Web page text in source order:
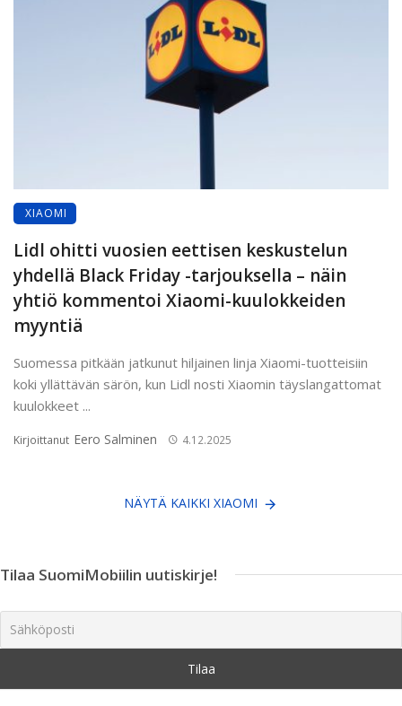
XIAOMI
Lidl ohitti vuosien eettisen keskustelun
yhdellä Black Friday -tarjouksella – näin
yhtiö kommentoi Xiaomi-kuulokkeiden
myyntiä
Suomessa pitkään jatkunut hiljainen linja Xiaomi-tuotteisiin
koki yllättävän särön, kun Lidl nosti Xiaomin täyslangattomat
kuulokkeet ...
Kirjoittanut Eero Salminen 4.12.2025
NÄYTÄ KAIKKI XIAOMI
Tilaa SuomiMobiilin uutiskirje!